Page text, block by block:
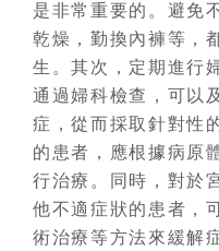
是非常重要的。避免
乾燥，勤換內褲等，
生。其次，定期進行
通過婦科檢查，可以
症，從而採取針對性
的患者，應根據病原
行治療。同時，對於
他不適症狀的患者，
術治療等方法來緩解